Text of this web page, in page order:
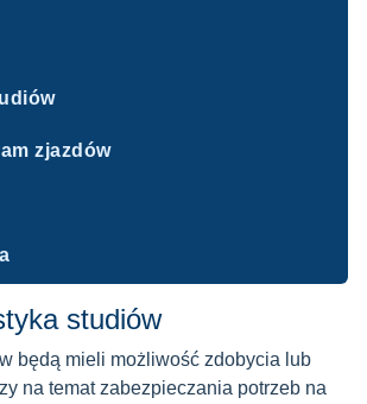
zjazdów
studiów
będą mieli możliwość zdobycia lub
na temat zabezpieczania potrzeb na